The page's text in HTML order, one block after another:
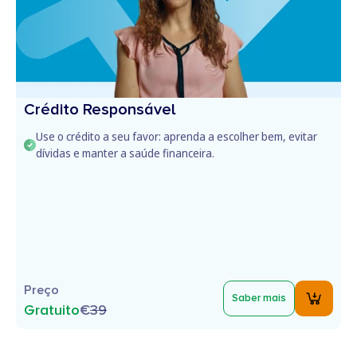
Crédito Responsável
Use o crédito a seu favor: aprenda a escolher bem, evitar
dívidas e manter a saúde financeira.
Preço
Gratuito€39
Saber mais